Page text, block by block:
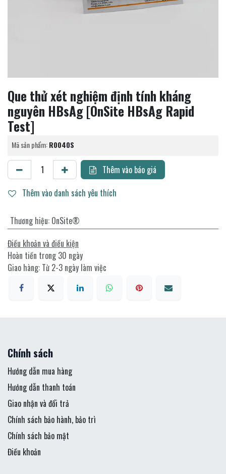
Que thử xét nghiệm định tính kháng
nguyên HBsAg [OnSite HBsAg Rapid
Test]
Mã sản phẩm:R0040S
Thêm vào báo giá
Thêm vào danh sách yêu thích
Thương hiệu: OnSite®
Điều khoản và điều kiện
Hoàn tiền trong 30 ngày
Giao hàng: Từ 2-3 ngày làm việc
Chính sách
Hướng dẫn mua hàng
Hướng dẫn thanh toán
Giao nhận và đổi trả
Chính sách bảo hành, bảo trì
Chính sách bảo mật
Điều khoản